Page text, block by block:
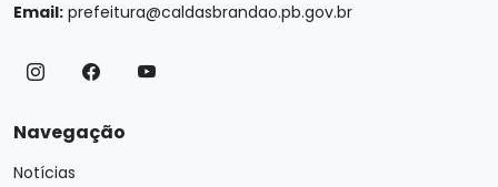
Email: prefeitura@caldasbrandao.pb.gov.br
Navegação
Notícias